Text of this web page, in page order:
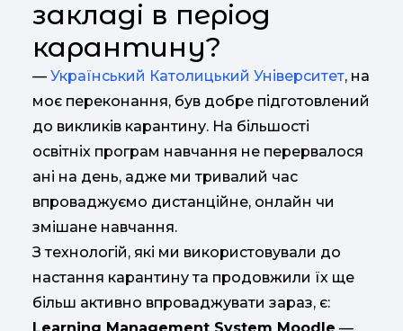
закладі в період
карантину?
— Український Католицький Університет, на
моє переконання, був добре підготовлений
до викликів карантину. На більшості
освітніх програм навчання не перервалося
ані на день, адже ми тривалий час
впроваджуємо дистанційне, онлайн чи
змішане навчання.
З технологій, які ми використовували до
настання карантину та продовжили їх ще
більш активно впроваджувати зараз, є: